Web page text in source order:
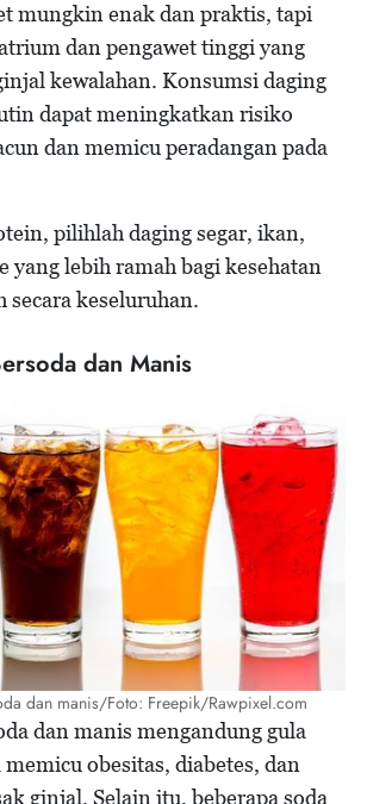
mungkin enak dan praktis, tapi
dan pengawet tinggi yang
kewalahan. Konsumsi daging
dapat meningkatkan risiko
dan memicu peradangan pada
pilihlah daging segar, ikan,
yang lebih ramah bagi kesehatan
secara keseluruhan.
dan Manis
dan manis/Foto: Freepik/Rawpixel.com
dan manis mengandung gula
obesitas, diabetes, dan
ginjal. Selain itu, beberapa soda